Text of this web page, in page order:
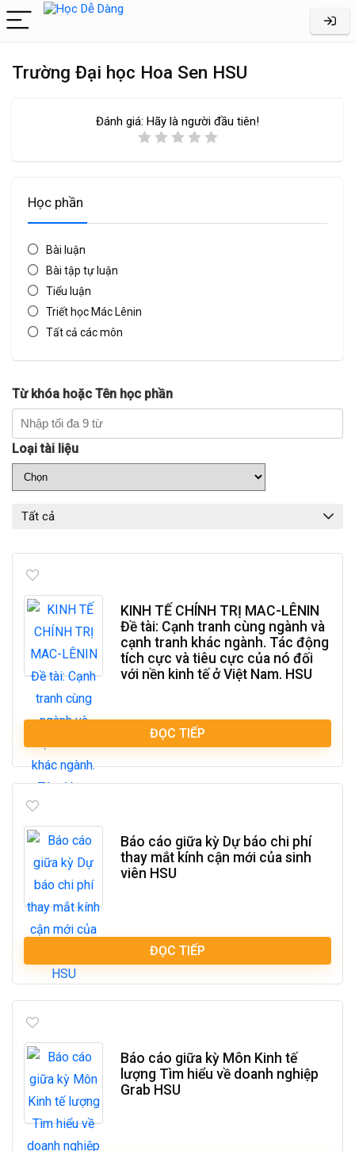
Trường Đại học Hoa Sen HSU
Đánh giá: Hãy là người đầu tiên!
Học phần
Bài luận
Bài tập tự luận
Tiểu luận
Triết học Mác Lênin
Tất cả các môn
Từ khóa hoặc Tên học phần
Loại tài liệu
Tất cả
KINH TẾ CHÍNH TRỊ MAC-LÊNIN
Đề tài: Cạnh tranh cùng ngành và
cạnh tranh khác ngành. Tác động
tích cực và tiêu cực của nó đối
với nền kinh tế ở Việt Nam. HSU
ĐỌC TIẾP
Báo cáo giữa kỳ Dự báo chi phí
thay mắt kính cận mới của sinh
viên HSU
ĐỌC TIẾP
Báo cáo giữa kỳ Môn Kinh tế
lượng Tìm hiểu về doanh nghiệp
Grab HSU